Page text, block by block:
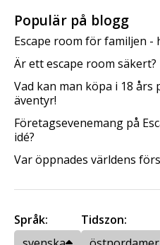
Populär på blogg
Escape room för familjen
Är ett escape room
Vad kan man köpa i 18 års
äventyr!
Företagsevenemang på
idé?
Var öppnades världens
Språk:
Tidszon: